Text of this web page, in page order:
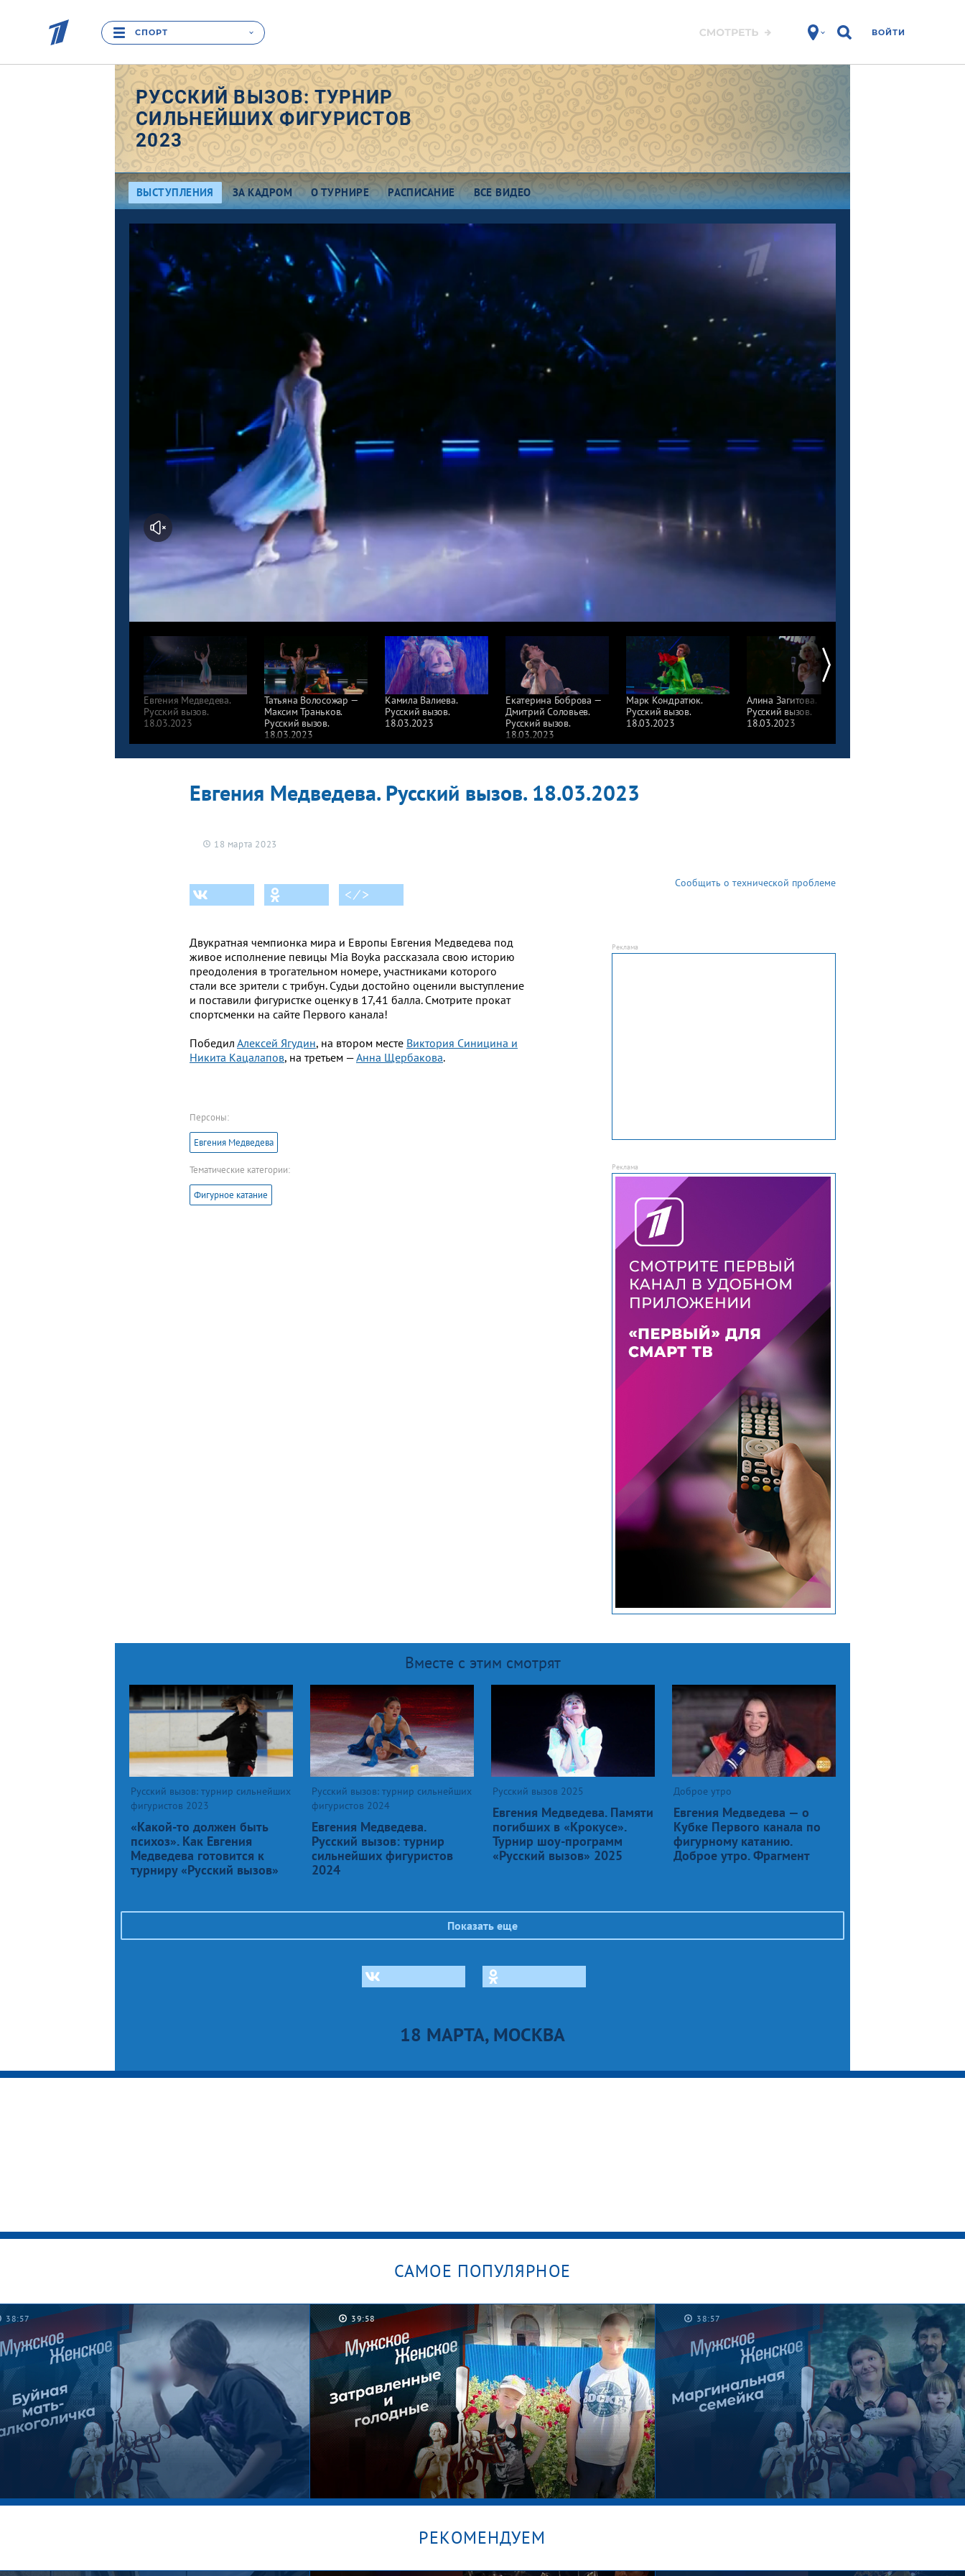
СПОРТ ВОЙТИ
РУССКИЙ ВЫЗОВ: ТУРНИР
СИЛЬНЕЙШИХ ФИГУРИСТОВ
2023
ВЫСТУПЛЕНИЯ ЗА КАДРОМ О ТУРНИРЕ РАСПИСАНИЕ ВСЕ ВИДЕО
Евгения Медведева.
Русский вызов.
18.03.2023
Татьяна Волосожар —
Максим Траньков.
Русский вызов.
18.03.2023
Камила Валиева.
Русский вызов.
18.03.2023
Екатерина Боброва —
Дмитрий Соловьев.
Русский вызов.
18.03.2023
Марк Кондратюк.
Русский вызов.
18.03.2023
Алина Загитова.
Русский вызов.
18.03.2023
Евгения Медведева. Русский вызов. 18.03.2023
18 марта 2023
< ⁄ >
Сообщить о технической проблеме
Двукратная чемпионка мира и Европы Евгения Медведева под
живое исполнение певицы Mia Boyka рассказала свою историю
преодоления в трогательном номере, участниками которого
стали все зрители с трибун. Судьи достойно оценили выступление
и поставили фигуристке оценку в 17,41 балла. Смотрите прокат
спортсменки на сайте Первого канала!
Победил Алексей Ягудин, на втором месте Виктория Синицина и
Никита Кацалапов, на третьем —Анна Щербакова.
Персоны:
Евгения Медведева
Тематические категории:
Фигурное катание
Вместе с этим смотрят
Русский вызов: турнир сильнейших
фигуристов 2023
«Какой-то должен быть
психоз». Как Евгения
Медведева готовится к
турниру «Русский вызов»
Русский вызов: турнир сильнейших
фигуристов 2024
Евгения Медведева.
Русский вызов: турнир
сильнейших фигуристов
2024
Русский вызов 2025
Евгения Медведева. Памяти
погибших в «Крокусе».
Турнир шоу-программ
«Русский вызов» 2025
Доброе утро
Евгения Медведева — о
Кубке Первого канала по
фигурному катанию.
Доброе утро. Фрагмент
Показать еще
18 МАРТА, МОСКВА
САМОЕ ПОПУЛЯРНОЕ
38:57 39:58 38:57
РЕКОМЕНДУЕМ